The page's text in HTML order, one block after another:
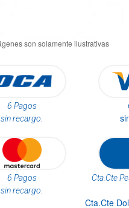
6 Pagos
sin recargo.
6 Pagos
sin recargo.
Cta.Cte
Cta.Cte